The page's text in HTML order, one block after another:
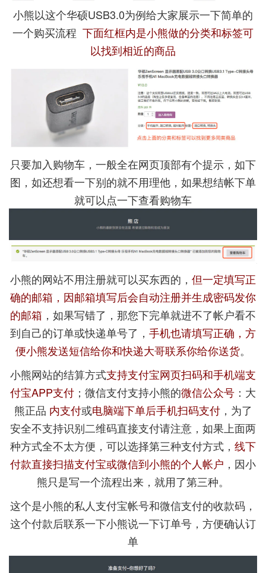
小熊以这个华硕USB3.0为例给大家展示一下简单的
一个购买流程 下面红框内是小熊做的分类和标签可
以找到相近的商品
只要加入购物车，一般全在网页顶部有个提示，如下
图，如还想看一下别的就不用理他，如果想结帐下单
就可以点一下查看购物车
小熊的网站不用注册就可以买东西的， 但一定填写正
确的邮箱，因邮箱填写后会自动注册并生成密码发你
的邮箱 ，如果写错了，那您下完单就进不了帐户看不
到自己的订单或快递单号了， 手机也请填写正确，方
便小熊发送短信给你和快递大哥联系你给你送货。
小熊网站的结算方式支持支付宝网页扫码和手机端支
付宝APP支付 ；微信支付支持小熊的微信公众号 ：大
熊正品 内支付或电脑端下单后手机扫码支付，为了
安全不支持识别二维码直接支付请注意，如果上面两
种方式全不太方便，可以选择第三种支付方式， 线下
付款直接扫描支付宝或微信到小熊的个人帐户 ，因小
熊只是写一个流程出来，就用了第三种。
这个是小熊的私人支付宝帐号和微信支付的收款码，
这个付款后联系一下小熊说一下订单号，方便确认订
单